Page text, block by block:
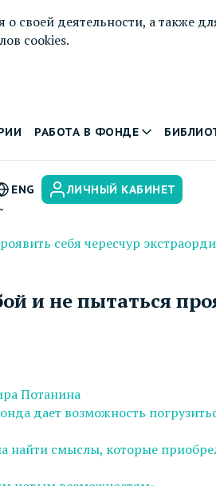
деятельности, а также
cookies.
РАБОТА В ФОНДЕ
ENG ЛИЧНЫЙ КАБИНЕТ
себя чересчур
и не пытаться
Потанина
дает возможность
смыслы, которые